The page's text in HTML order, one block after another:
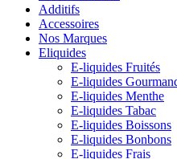
Additifs
Accessoires
Nos Marques
Eliquides
E-liquides Fruités
E-liquides
E-liquides Menthe
E-liquides Tabac
E-liquides Boissons
E-liquides Bonbons
E-liquides Frais